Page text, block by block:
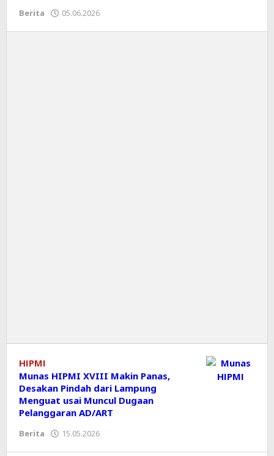
Berita 05.06.2026
HIPMI
Munas HIPMI XVIII Makin Panas,
Desakan Pindah dari Lampung
Menguat usai Muncul Dugaan
Pelanggaran AD/ART
Berita 15.05.2026